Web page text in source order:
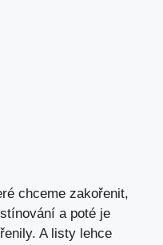
chceme zakořenit,
a poté je
A listy lehce